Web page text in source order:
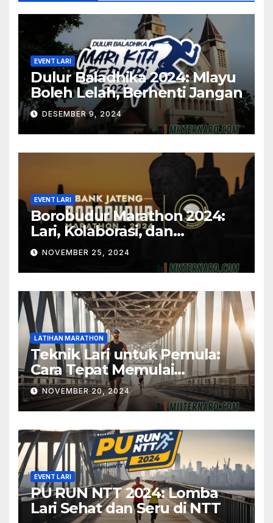
EVENT LARI
Dulur Baladhika 2024: Mlayu
Boleh Lelah, Berhenti Jangan
DESEMBER 9, 2024
EVENT LARI
Borobudur Marathon 2024:
Lari, Kolaborasi, dan
Temukan Potensimu
NOVEMBER 25, 2024
LATIHAN MARATHON
Teknik Lari untuk Pemula:
Cara Tepat Memulai
Marathon
NOVEMBER 20, 2024
EVENT LARI
PU RUN NTT 2024: Lomba
Lari Sehat dan Seru di NTT